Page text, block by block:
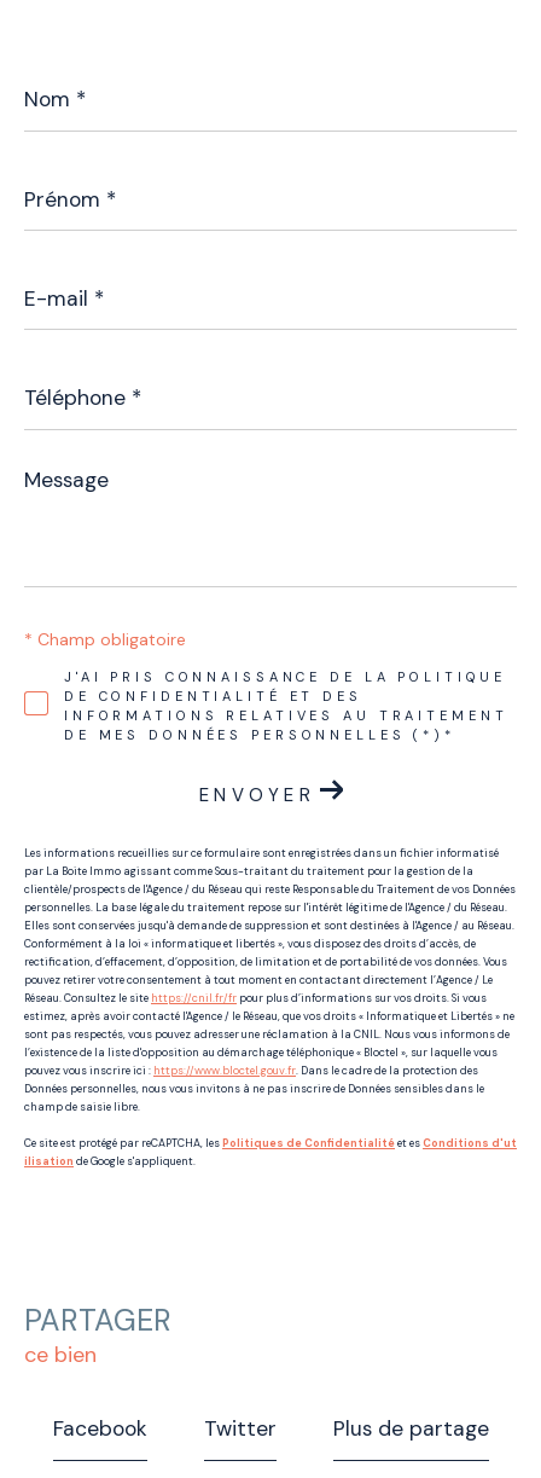
*
*
mail
*
*
Message
*
J'AI PRIS CONNAISSANCE DE LA POLITIQUE
DE CONFIDENTIALITÉ ET DES
INFORMATIONS RELATIVES AU TRAITEMENT
DE MES DONNÉES PERSONNELLES (*)*
* Champ obligatoire
ENVOYER
Les informations recueillies sur ce formulaire sont enregistrées dans un fichier informatisé
par La Boite Immo agissant comme Sous-traitant du traitement pour la gestion de la
clientèle/prospects de l'Agence / du Réseau qui reste Responsable du Traitement de vos Données
personnelles. La base légale du traitement repose sur l'intérêt légitime de l'Agence / du Réseau.
Elles sont conservées jusqu'à demande de suppression et sont destinées à l'Agence / au Réseau.
Conformément à la loi « informatique et libertés », vous disposez des droits d’accès, de
rectification, d’effacement, d’opposition, de limitation et de portabilité de vos données. Vous
pouvez retirer votre consentement à tout moment en contactant directement l’Agence / Le
Réseau. Consultez le site https://cnil.fr/fr pour plus d’informations sur vos droits. Si vous
estimez, après avoir contacté l'Agence / le Réseau, que vos droits « Informatique et Libertés » ne
sont pas respectés, vous pouvez adresser une réclamation à la CNIL. Nous vous informons de
l’existence de la liste d'opposition au démarchage téléphonique « Bloctel », sur laquelle vous
pouvez vous inscrire ici : https://www.bloctel.gouv.fr. Dans le cadre de la protection des
Données personnelles, nous vous invitons à ne pas inscrire de Données sensibles dans le
champ de saisie libre.
Ce site est protégé par reCAPTCHA, lesPolitiques de Confidentialitéet esConditions d'ut
ilisation de Google s'appliquent.
PARTAGER
ce bien
Facebook Twitter Plus de partage